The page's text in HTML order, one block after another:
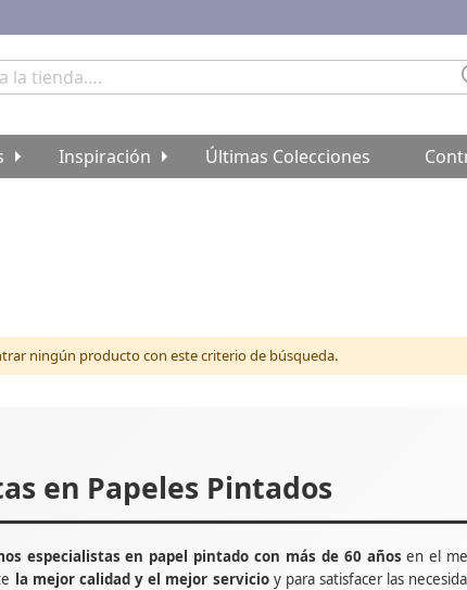
Inspiración Últimas Colecciones
ningún producto con este criterio de búsqueda.
en Papeles Pintados
especialistas en papel pintado con más de 60 años en el
la mejor calidad y el mejor servicioy para satisfacer las